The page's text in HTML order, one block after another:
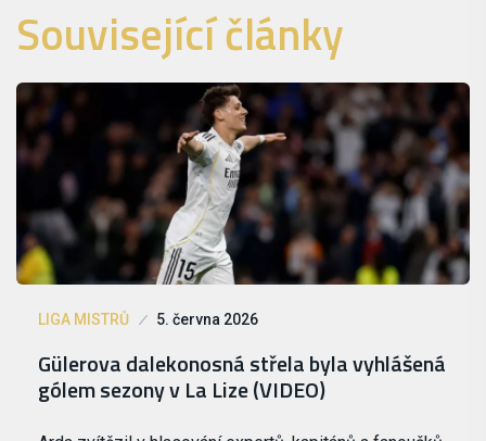
Související články
LIGA MISTRŮ 5. června 2026
Gülerova dalekonosná střela byla vyhlášená
gólem sezony v La Lize (VIDEO)